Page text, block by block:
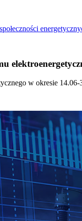
w okresie 14.06-